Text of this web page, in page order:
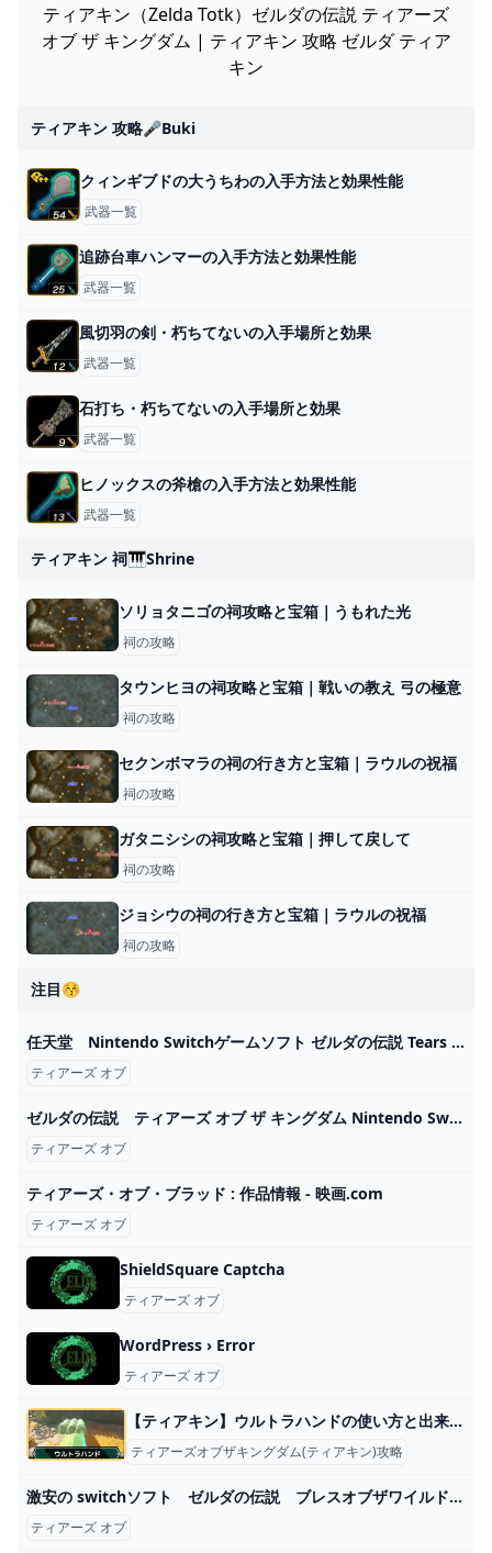
ティアキン（Zelda Totk）ゼルダの伝説 ティアーズ
オブ ザ キングダム | ティアキン 攻略 ゼルダ ティア
キン
ティアキン 攻略🎤buki
クィンギブドの大うちわの入手方法と効果性能
武器一覧
追跡台車ハンマーの入手方法と効果性能
武器一覧
風切羽の剣・朽ちてないの入手場所と効果
武器一覧
石打ち・朽ちてないの入手場所と効果
武器一覧
ヒノックスの斧槍の入手方法と効果性能
武器一覧
ティアキン 祠🎹shrine
ソリョタニゴの祠攻略と宝箱｜うもれた光
祠の攻略
タウンヒヨの祠攻略と宝箱｜戦いの教え 弓の極意
祠の攻略
セクンボマラの祠の行き方と宝箱｜ラウルの祝福
祠の攻略
ガタニシシの祠攻略と宝箱｜押して戻して
祠の攻略
ジョシウの祠の行き方と宝箱｜ラウルの祝福
祠の攻略
注目😚
任天堂 Nintendo Switchゲームソフト ゼルダの伝説 Tears of the Kingdom（ティアーズ オブ ザ キングダム） HAC-P-AXN7A の通販 カテゴリ：ゲーム 任天堂 Nintendo 家電通販のコジマネット - 全品代引き手数料無料
ティアーズ オブ
ゼルダの伝説 ティアーズ オブ ザ キングダム Nintendo Switch 任天堂
ティアーズ オブ
ティアーズ・オブ・ブラッド : 作品情報 - 映画.com
ティアーズ オブ
ShieldSquare Captcha
ティアーズ オブ
WordPress › Error
ティアーズ オブ
【ティアキン】ウルトラハンドの使い方と出来ること【ゼルダの伝説ティアーズオブザキングダム】
ティアーズオブザキングダム(ティアキン)攻略
激安の switchソフト ゼルダの伝説 ブレスオブザワイルド＆ティアーズオブキングダム Nintendo Switch - bestcheerstone.com
ティアーズ オブ